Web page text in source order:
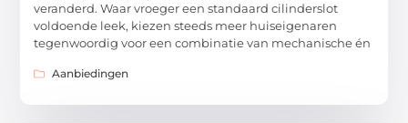
veranderd. Waar vroeger een standaard cilinderslot
voldoende leek, kiezen steeds meer huiseigenaren
tegenwoordig voor een combinatie van mechanische én
Aanbiedingen